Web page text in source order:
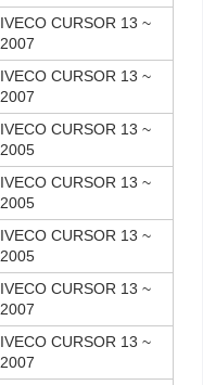
IVECO CURSOR 13 ~
2007
IVECO CURSOR 13 ~
2007
IVECO CURSOR 13 ~
2005
IVECO CURSOR 13 ~
2005
IVECO CURSOR 13 ~
2005
IVECO CURSOR 13 ~
2007
IVECO CURSOR 13 ~
2007